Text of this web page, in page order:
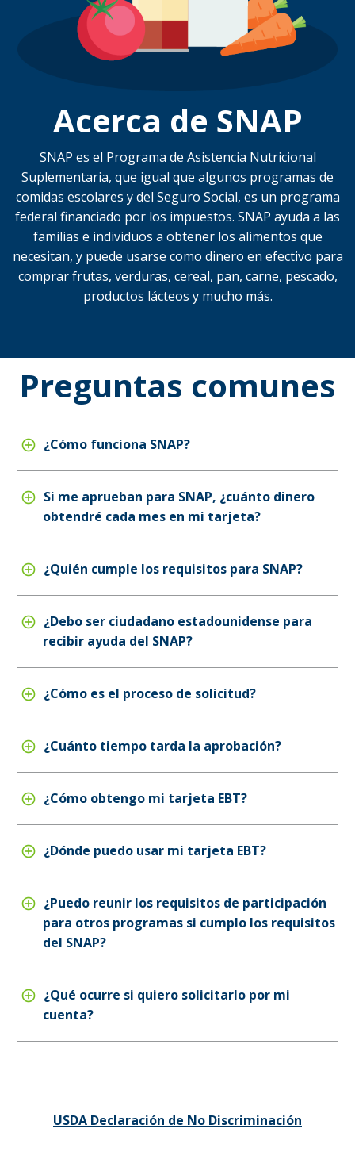
Acerca de SNAP
SNAP es el Programa de Asistencia Nutricional
Suplementaria, que igual que algunos programas de
comidas escolares y del Seguro Social, es un programa
federal financiado por los impuestos. SNAP ayuda a las
familias e individuos a obtener los alimentos que
necesitan, y puede usarse como dinero en efectivo para
comprar frutas, verduras, cereal, pan, carne, pescado,
productos lácteos y mucho más.
Preguntas comunes
¿Cómo funciona SNAP?
Si me aprueban para SNAP, ¿cuánto dinero
obtendré cada mes en mi tarjeta?
¿Quién cumple los requisitos para SNAP?
¿Debo ser ciudadano estadounidense para
recibir ayuda del SNAP?
¿Cómo es el proceso de solicitud?
¿Cuánto tiempo tarda la aprobación?
¿Cómo obtengo mi tarjeta EBT?
¿Dónde puedo usar mi tarjeta EBT?
¿Puedo reunir los requisitos de participación
para otros programas si cumplo los requisitos
del SNAP?
¿Qué ocurre si quiero solicitarlo por mi
cuenta?
USDA Declaración de No Discriminación